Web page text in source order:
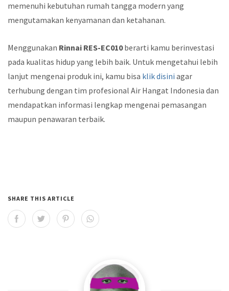
memenuhi kebutuhan rumah tangga modern yang
mengutamakan kenyamanan dan ketahanan.
Menggunakan Rinnai RES-EC010berarti kamu berinvestasi
pada kualitas hidup yang lebih baik. Untuk mengetahui lebih
lanjut mengenai produk ini, kamu bisa klik disini agar
terhubung dengan tim profesional Air Hangat Indonesia dan
mendapatkan informasi lengkap mengenai pemasangan
maupun penawaran terbaik.
SHARE THIS ARTICLE